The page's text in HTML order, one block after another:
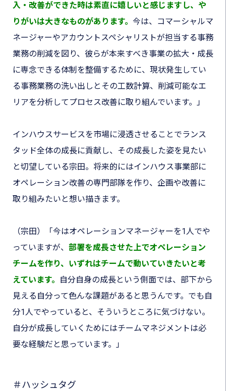
入・改善ができた時は素直に嬉しいと感じますし、や
りがいは大きなものがあります。 今は、コマーシャルマ
ネージャーやアカウントスペシャリストが担当する事務
業務の削減を図り、彼らが本来すべき事業の拡大・成長
に専念できる体制を整備するために、現状発生してい
る事務業務の洗い出しとその工数計算、削減可能なエ
リアを分析してプロセス改善に取り組んでいます。 」
インハウスサービスを市場に浸透させることでランス
タッド全体の成長に貢献し、その成長した姿を見たい
と切望している宗田。将来的にはインハウス事業部に
オペレーション改善の専門部隊を作り、企画や改善に
取り組みたいと想い描きます。
（宗田）
「今はオペレーションマネージャーを1人でや
っていますが、 部署を成長させた上でオペレーション
チームを作り、いずれはチームで動いていきたいと考
えています。
自分自身の成長という側面では、部下から
見える自分って色んな課題があると思うんです。でも自
分1人でやっていると、そういうところに気づけない。
自分が成長していくためにはチームマネジメントは必
要な経験だと思っています。」
＃ハッシュタグ